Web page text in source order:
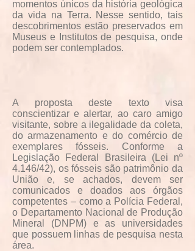
momentos únicos da história geológica
da vida na Terra. Nesse sentido, tais
descobrimentos estão preservados em
Museus e Institutos de pesquisa, onde
podem ser contemplados.
A proposta deste texto visa
conscientizar e alertar, ao caro amigo
visitante, sobre a ilegalidade da coleta,
do armazenamento e do comércio de
exemplares fósseis. Conforme a
Legislação Federal Brasileira (Lei nº
4.146/42), os fósseis são patrimônio da
União e, se achados, devem ser
comunicados e doados aos órgãos
competentes – como a Polícia Federal,
o Departamento Nacional de Produção
Mineral (DNPM) e as universidades
que possuem linhas de pesquisa nesta
área.